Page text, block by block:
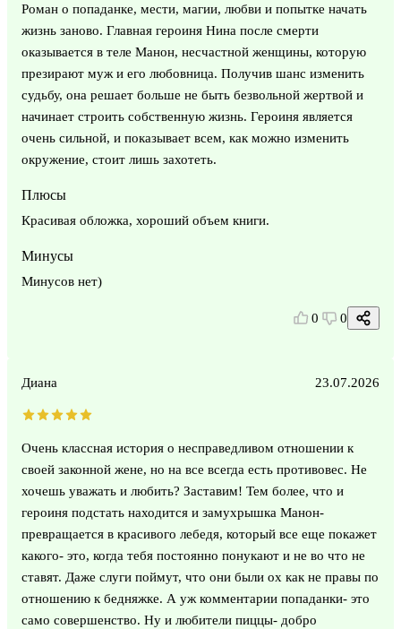
Роман о попаданке, мести, магии, любви и попытке начать
жизнь заново. Главная героиня Нина после смерти
оказывается в теле Манон, несчастной женщины, которую
презирают муж и его любовница. Получив шанс изменить
судьбу, она решает больше не быть безвольной жертвой и
начинает строить собственную жизнь. Героиня является
очень сильной, и показывает всем, как можно изменить
окружение, стоит лишь захотеть.
Плюсы
Красивая обложка, хороший объем книги.
Минусы
Минусов нет)
0 0
Диана 23.07.2026
Очень классная история о несправедливом отношении к
своей законной жене, но на все всегда есть противовес. Не
хочешь уважать и любить? Заставим! Тем более, что и
героиня подстать находится и замухрышка Манон-
превращается в красивого лебедя, который все еще покажет
какого- это, когда тебя постоянно понукают и не во что не
ставят. Даже слуги поймут, что они были ох как не правы по
отношению к бедняжке. А уж комментарии попаданки- это
само совершенство. Ну и любители пиццы- добро